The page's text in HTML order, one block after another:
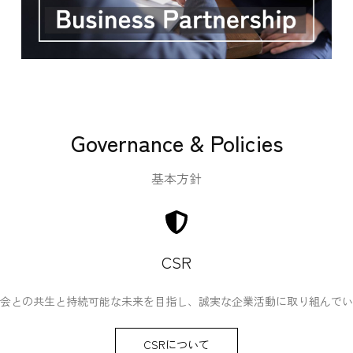
Governance & Policies
基本方針
CSR
との共生と持続可能な未来を目指し、誠実な企業活動に取り組んで
CSRについて